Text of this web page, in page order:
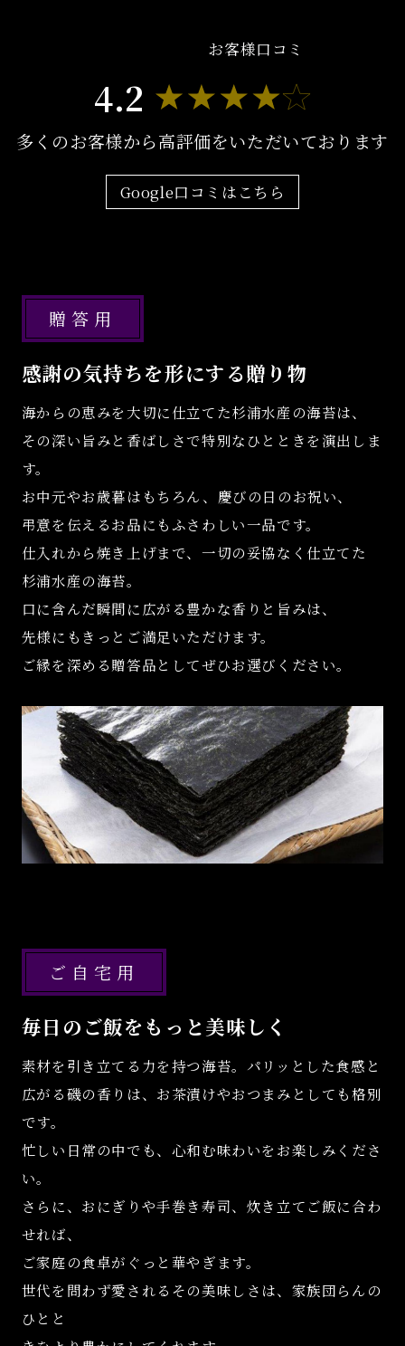
お客様口コミ
4.2
多くのお客様から高評価をいただいております
Google口コミはこちら
贈答用
感謝の気持ちを形にする贈り物
海からの恵みを大切に仕立てた杉浦水産の海苔は、
その深い旨みと香ばしさで特別なひとときを演出しま
す。
お中元やお歳暮はもちろん、慶びの日のお祝い、
弔意を伝えるお品にもふさわしい一品です。
仕入れから焼き上げまで、一切の妥協なく仕立てた
杉浦水産の海苔。
口に含んだ瞬間に広がる豊かな香りと旨みは、
先様にもきっとご満足いただけます。
ご縁を深める贈答品としてぜひお選びください。
ご自宅用
毎日のご飯をもっと美味しく
素材を引き立てる力を持つ海苔。パリッとした食感と
広がる磯の香りは、お茶漬けやおつまみとしても格別
です。
忙しい日常の中でも、心和む味わいをお楽しみくださ
い。
さらに、おにぎりや手巻き寿司、炊き立てご飯に合わ
せれば、
ご家庭の食卓がぐっと華やぎます。
世代を問わず愛されるその美味しさは、家族団らんの
ひとと